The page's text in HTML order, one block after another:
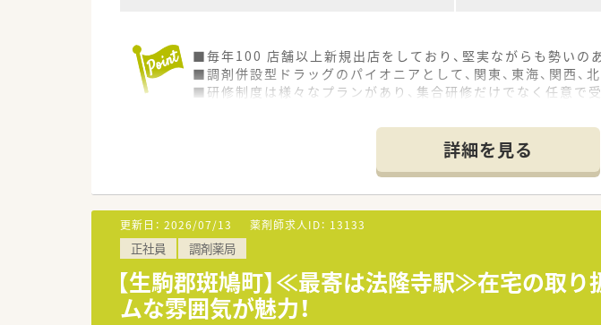
■毎年100 店舗以上新規出店をしており、堅実ながらも勢いの
■調剤併設型ドラッグのパイオニアとして、関東、東海、関西
■研修制度は様々なプランがあり、集合研修だけでなく任意で
■総合薬剤師・調剤薬剤師（土日休み・19時までの勤務）どちら
■調剤併設型だけでなく「医療モール・クリニック併設店舗」「
■在宅医療にも積極的取り組んでおり「訪問調剤特化型店舗」
■「プラチナくるみん認定企業」「健康経営優良法人2023（大
います
■充実した研修制度、人事制度、評価制度、キャリア支援制度等
詳細を見る
更新日： 2026/07/13 薬剤師求人ID： 13133
正社員 調剤薬局
【生駒郡斑鳩町】≪最寄は法隆寺駅≫在宅の取
ムな雰囲気が魅力！